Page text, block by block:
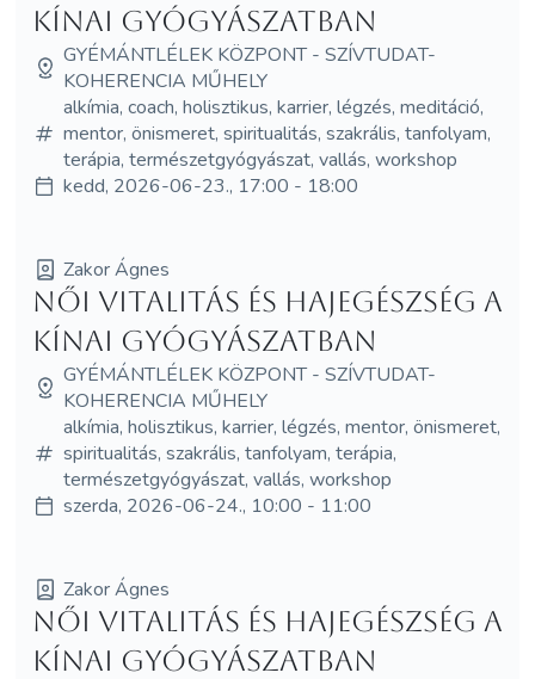
kínai gyógyászatban
GYÉMÁNTLÉLEK KÖZPONT - SZÍVTUDAT-
KOHERENCIA MŰHELY
alkímia, coach, holisztikus, karrier, légzés, meditáció,
mentor, önismeret, spiritualitás, szakrális, tanfolyam,
terápia, természetgyógyászat, vallás, workshop
kedd, 2026-06-23., 17:00 - 18:00
Zakor Ágnes
Női vitalitás és hajegészség a
kínai gyógyászatban
GYÉMÁNTLÉLEK KÖZPONT - SZÍVTUDAT-
KOHERENCIA MŰHELY
alkímia, holisztikus, karrier, légzés, mentor, önismeret,
spiritualitás, szakrális, tanfolyam, terápia,
természetgyógyászat, vallás, workshop
szerda, 2026-06-24., 10:00 - 11:00
Zakor Ágnes
Női vitalitás és hajegészség a
kínai gyógyászatban